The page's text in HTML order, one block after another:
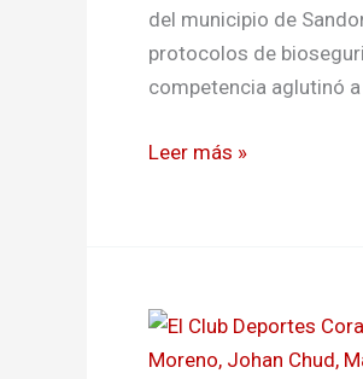
del municipio de
protocolos de
competencia aglutinó
Leer más »
Torneo
de